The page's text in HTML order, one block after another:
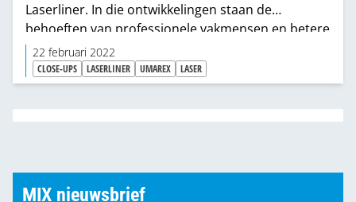
Laserliner. In die ontwikkelingen staan de
behoeften van professionele vakmensen en betere
doe-het-zelvers centraal. Deze visie deelt Ad van
Breukelen, sales manager Nederland van
Laserliner. De introductie van het nieuwe merk
4K5 Better Equipment sluit daar naadloos bij aan.
Met 4K5 presenteert Laserliner een assortiment
22 februari 2022
CLOSE-UPS LASERLINER UMAREX LASER
MIX nieuwsbrief